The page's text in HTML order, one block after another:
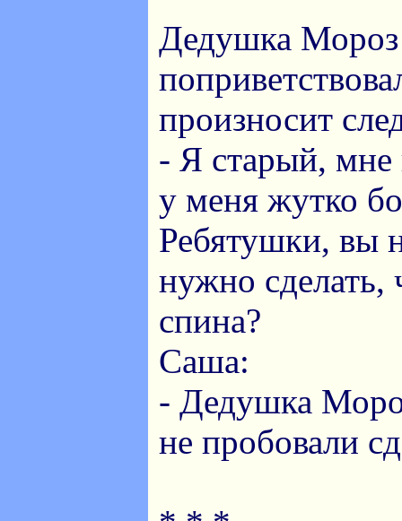
Дедушка Мороз
произносит
- Я старый, мне
у меня жутко
Ребятушки, вы
нужно сделать,
спина?
Саша:
- Дедушка
не пробовали